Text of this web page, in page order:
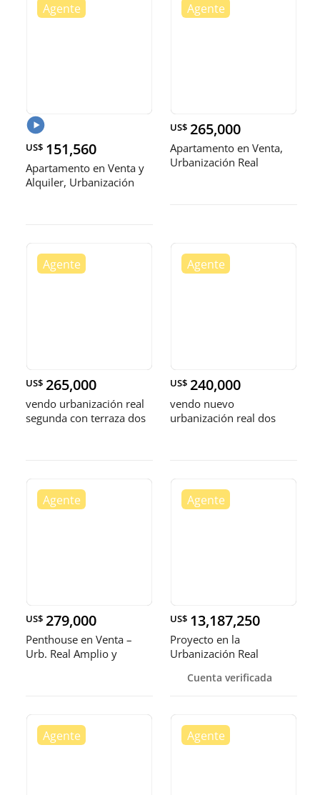
US$ 151,560
Apartamento en Venta y
Alquiler, Urbanización
US$ 265,000
Apartamento en Venta,
Urbanización Real
US$ 265,000
vendo urbanización real
segunda con terraza dos
US$ 240,000
vendo nuevo
urbanización real dos
US$ 279,000
Penthouse en Venta –
Urb. Real Amplio y
US$ 13,187,250
Proyecto en la
Urbanización Real
Cuenta verificada